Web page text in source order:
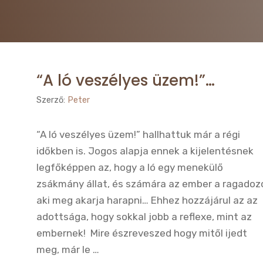
“A ló veszélyes üzem!”…
Szerző: Peter
“A ló veszélyes üzem!” hallhattuk már a régi
időkben is. Jogos alapja ennek a kijelentésnek
legfőképpen az, hogy a ló egy menekülő
zsákmány állat, és számára az ember a
aki meg akarja harapni… Ehhez hozzájárul az az
adottsága, hogy sokkal jobb a reflexe, mint az
embernek! Mire észreveszed hogy mitől ijedt
meg, már le …